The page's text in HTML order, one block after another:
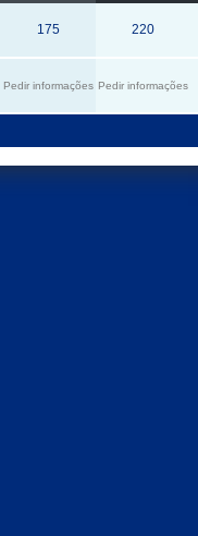
175 220
Pedir informações Pedir informações